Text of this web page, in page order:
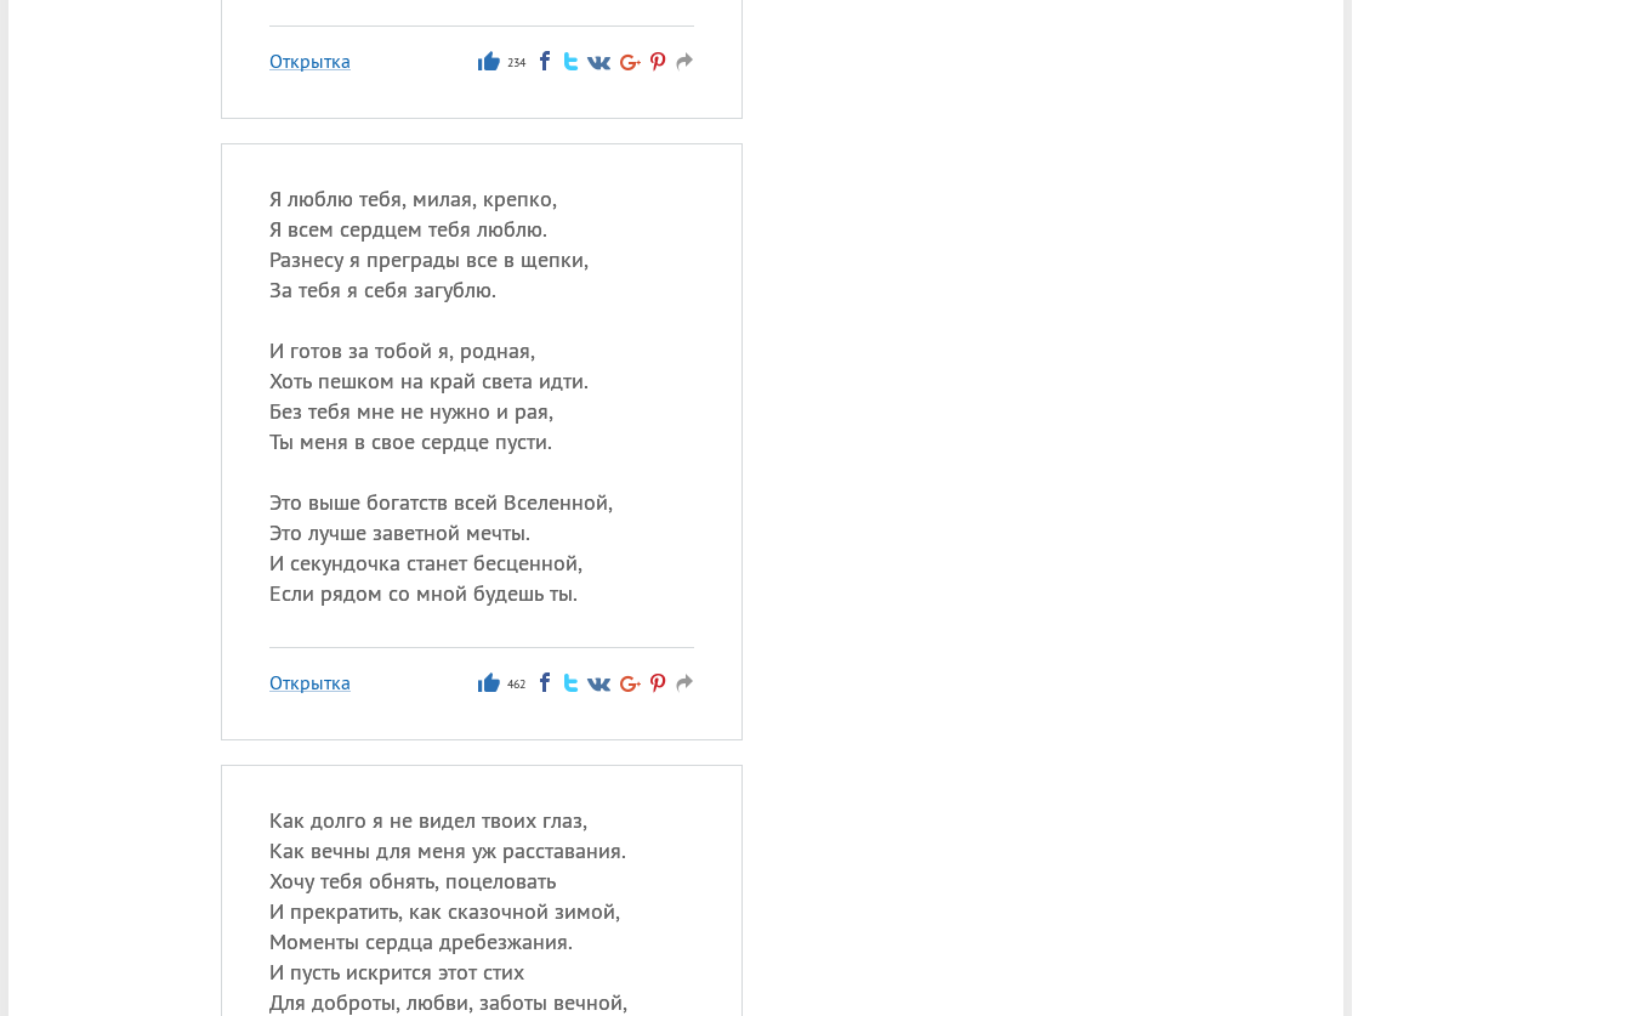
Открытка 234
Я люблю тебя, милая, крепко,
Я всем сердцем тебя люблю.
Разнесу я преграды все в щепки,
За тебя я себя загублю.
И готов за тобой я, родная,
Хоть пешком на край света идти.
Без тебя мне не нужно и рая,
Ты меня в свое сердце пусти.
Это выше богатств всей Вселенной,
Это лучше заветной мечты.
И секундочка станет бесценной,
Если рядом со мной будешь ты.
Открытка 462
Как долго я не видел твоих глаз,
Как вечны для меня уж расставания.
Хочу тебя обнять, поцеловать
И прекратить, как сказочной зимой,
Моменты сердца дребезжания.
И пусть искрится этот стих
Для доброты, любви, заботы вечной,